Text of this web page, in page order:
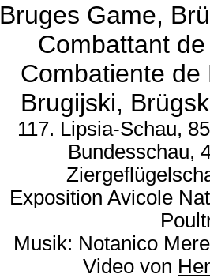
Bruges Game,
Combattant
Combatiente de
Brugijski,
117. Lipsia-Schau,
Bundesschau,
Exposition Avicole
Musik: Notanico
Video von